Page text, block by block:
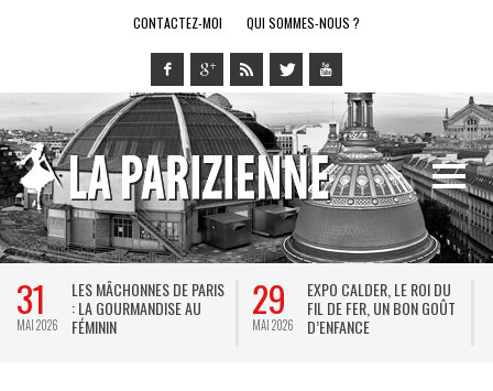
CONTACTEZ-MOI QUI SOMMES-NOUS ?
31
MAI 2026
LES MÂCHONNES DE PARIS
: LA GOURMANDISE AU
FÉMININ
29
MAI 2026
EXPO CALDER, LE ROI DU
FIL DE FER, UN BON GOÛT
D’ENFANCE